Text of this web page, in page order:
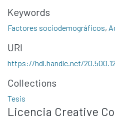
Contacto
Políticas
Keywords
Factores sociodemográficos,
URI
https://hdl.handle.net/
Collections
Tesis
Licencia Creative